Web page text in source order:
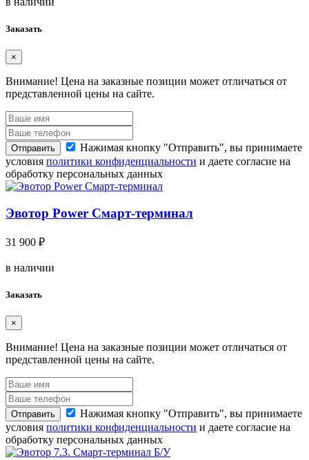
Заказать
×
Внимание! Цена на заказные позиции может отличаться от
представленной цены на сайте.
Отправить
Нажимая кнопку "Отправить", вы принимаете
условия политики конфиденциальности и даете согласие на
обработку персональных данных
Эвотор Power Смарт-терминал
31 900 ₽
в наличии
Заказать
×
Внимание! Цена на заказные позиции может отличаться от
представленной цены на сайте.
Отправить
Нажимая кнопку "Отправить", вы принимаете
условия политики конфиденциальности и даете согласие на
обработку персональных данных